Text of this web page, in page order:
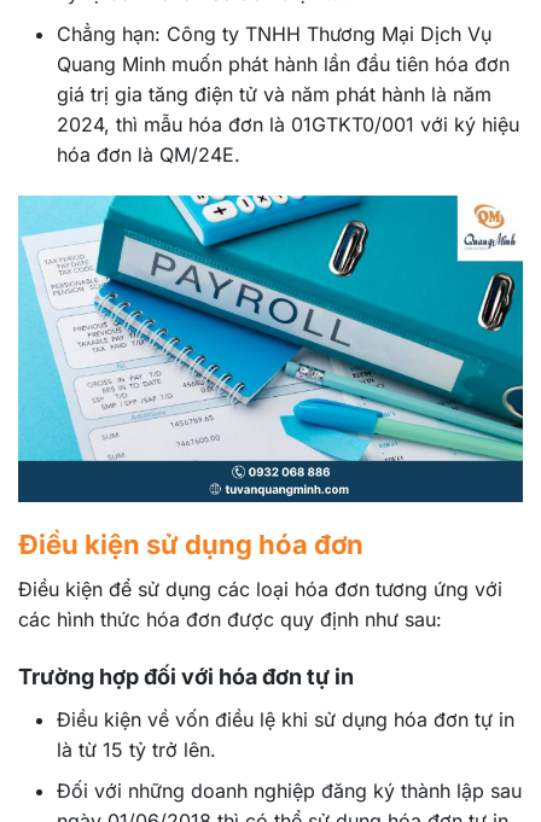
Chẳng hạn: Công ty TNHH Thương Mại Dịch Vụ
Quang Minh muốn phát hành lần đầu tiên hóa đơn
giá trị gia tăng điện tử và năm phát hành là năm
2024, thì mẫu hóa đơn là 01GTKT0/001 với ký hiệu
hóa đơn là QM/24E.
Điều kiện sử dụng hóa đơn
Điều kiện để sử dụng các loại hóa đơn tương ứng với
các hình thức hóa đơn được quy định như sau:
Trường hợp đối với hóa đơn tự in
Điều kiện về vốn điều lệ khi sử dụng hóa đơn tự in
là từ 15 tỷ trở lên.
Đối với những doanh nghiệp đăng ký thành lập sau